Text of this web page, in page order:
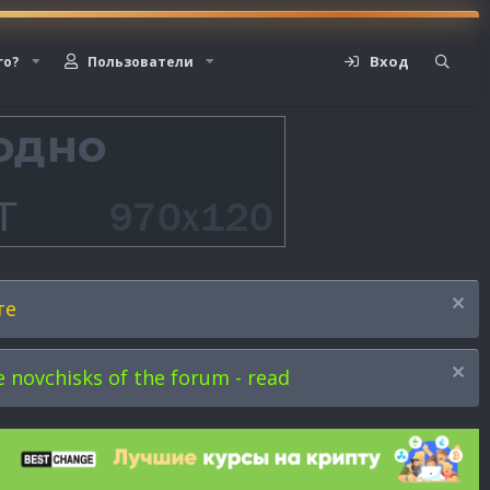
Пользователи Вход
of the forum - read